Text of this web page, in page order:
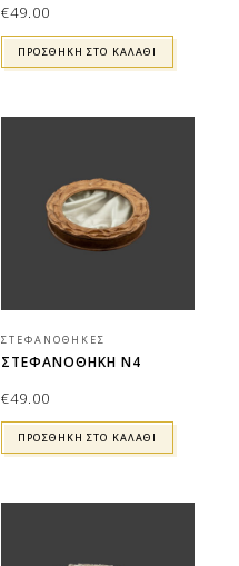
€49.00
ΠΡΟΣΘΉΚΗ ΣΤΟ ΚΑΛΆΘΙ
ΣΤΕΦΑΝΟΘΉΚΕΣ
ΣΤΕΦΑΝΟΘΗΚΗ Ν4
€49.00
ΠΡΟΣΘΉΚΗ ΣΤΟ ΚΑΛΆΘΙ